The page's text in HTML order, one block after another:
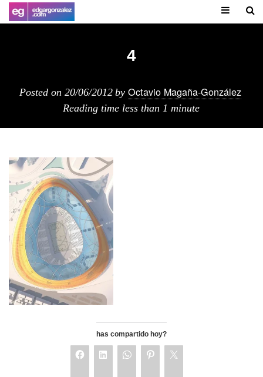
4
Posted on 20/06/2012 by Octavio Magaña-González
Reading time less than 1 minute
has compartido hoy?